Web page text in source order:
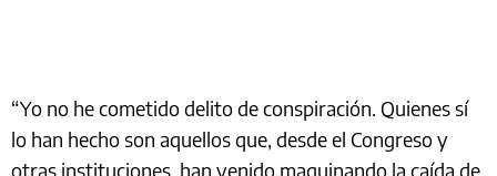
“Yo no he cometido delito de conspiración. Quienes sí
lo han hecho son aquellos que, desde el Congreso y
otras instituciones, han venido maquinando la caída de